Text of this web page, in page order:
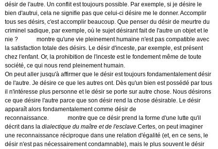
désir de l'autre. Un conflit est toujours possible. Par exemple, si je désire le
bien d'autrui, cela ne signifie pas que celui-ci désire me le donner. Accomplir
tous ses désirs, c'est accomplir beaucoup. Que penser du désir de meurtre du
criminel sadique, par exemple, où le sujet désirant fait de l'autre un objet et le
nie ?
montre qu'une vie pleinement humaine n'est pas compatible avec
la satisfaction totale des désirs. Le désir d'inceste, par exemple, est présent
chez l'enfant. Or, la prohibition de l'inceste est le fondement même de toute
société, ce qui nous rend pleinement humain.
On peut aller jusqu'à affirmer que le désir est toujours fondamentalement désir
de l'autre. Je désire ce que les autres ont. Dès qu'un bien est possédé par tous
il n'intéresse plus personne et le désir se porte sur autre chose. Nous désirons
ce que désire l'autre parce que son désir rend la chose désirable. Le désir
apparaît alors fondamentalement comme désir de
reconnaissance.
montre que ce désir prend la forme d'une lutte qu'il
décrit dans la dialectique du maître et de l'esclave.Certes, on peut imaginer
une reconnaissance réciproque dans une relation d'égalité (et, en ce sens, le
désir n'est pas nécessairement condamnable), mais le plus souvent le désir